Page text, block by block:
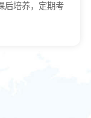
后培养，定期考